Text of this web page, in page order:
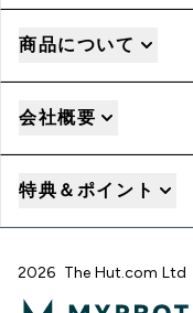
商品について
会社概要
特典＆ポイント
2026 The Hut.com Ltd